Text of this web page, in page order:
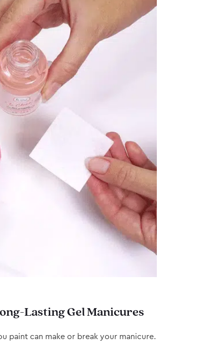
Lasting Gel Manicures
paint can make or break your manicure.